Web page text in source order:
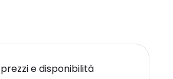
e disponibilità